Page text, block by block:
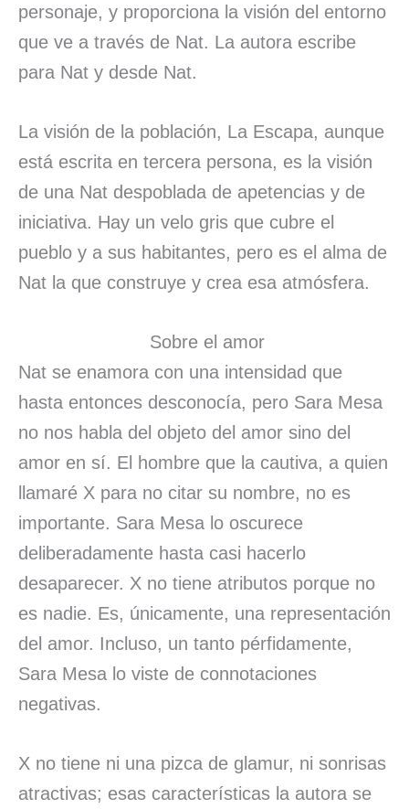
personaje, y proporciona la visión del entorno
que ve a través de Nat. La autora escribe
para Nat y desde Nat.
La visión de la población, La Escapa, aunque
está escrita en tercera persona, es la visión
de una Nat despoblada de apetencias y de
iniciativa. Hay un velo gris que cubre el
pueblo y a sus habitantes, pero es el alma de
Nat la que construye y crea esa atmósfera.
Sobre el amor
Nat se enamora con una intensidad que
hasta entonces desconocía, pero Sara Mesa
no nos habla del objeto del amor sino del
amor en sí. El hombre que la cautiva, a quien
llamaré X para no citar su nombre, no es
importante. Sara Mesa lo oscurece
deliberadamente hasta casi hacerlo
desaparecer. X no tiene atributos porque no
es nadie. Es, únicamente, una representación
del amor. Incluso, un tanto pérfidamente,
Sara Mesa lo viste de connotaciones
negativas.
X no tiene ni una pizca de glamur, ni sonrisas
atractivas; esas características la autora se